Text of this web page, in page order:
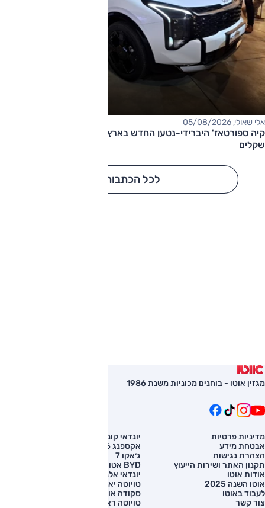
אלי שאולי, 05/08/2026
שקלים
לכל הכתבות
מגזין אוטו - בוחנים מכוניות משנת 1986
מדיניות פרטיות
אבטחת מידע
הצהרת נגישות
תקנון האתר ושירות הייעוץ
אודות אוטו
אוטו השנה 2025
לעבוד באוטו
צור קשר
יונדאי קונה
אקספנג G6
ג׳אקו 7
BYD אטו 3
יונדאי אלנטרה
טויוטה יאריס קרוס
סקודה אוקטביה
טויוטה ראב 4